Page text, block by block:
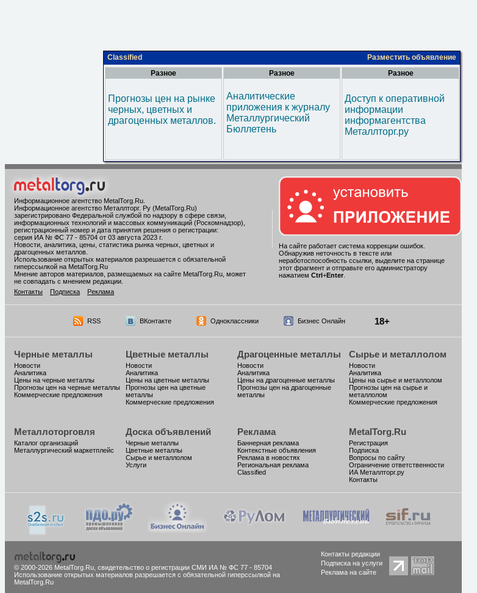
Classified
Разместить объявление
Разное
Прогнозы цен на рынке
черных, цветных и
драгоценных металлов.
Разное
Аналитические
приложения к журналу
Металлургический
Бюллетень
Разное
Доступ к оперативной
информации
информагентства
Металлторг.ру
Информационное агентство MetalTorg.Ru
Информационное агентство Металлторг. Ру (MetalTorg.Ru)
зарегистрировано Федеральной службой по надзору в сфере связи,
информационных технологий и массовых коммуникаций (Роскомнадзор),
регистрационный номер и дата принятия решения о регистрации:
серия ИА № ФС 77 - 85704 от 03 августа 2023 г.
Новости, аналитика, цены, статистика рынка черных, цветных и
драгоценных металлов.
Использование открытых материалов разрешается с обязательной
гиперссылкой на MetalTorg.Ru
Мнение авторов материалов, размещаемых на сайте MetalTorg.Ru, может
не совпадать с мнением редакции.
Контакты
Подписка Реклама
На сайте работает система коррекции ошибок.
Обнаружив неточность в тексте или
неработоспособность ссылки, выделите на странице
этот фрагмент и отправьте его администратору
нажатием Ctrl +Enter.
RSS ВКонтакте Одноклассники Бизнес Онлайн 18+
Черные металлы
Новости
Аналитика
Цены на черные металлы
Прогнозы цен на черные металлы
Коммерческие предложения
Цветные металлы
Новости
Аналитика
Цены на цветные металлы
Прогнозы цен на цветные
металлы
Коммерческие предложения
Драгоценные металлы
Новости
Аналитика
Цены на драгоценные металлы
Прогнозы цен на драгоценные
металлы
Сырье и металлолом
Новости
Аналитика
Цены на сырье и металлолом
Прогнозы цен на сырье и
металлолом
Коммерческие предложения
Металлоторговля
Каталог организаций
Металлургический маркетплейс
Доска объявлений
Черные металлы
Цветные металлы
Сырье и металлолом
Услуги
Реклама
Баннерная реклама
Контекстные объявления
Реклама в новостях
Региональная реклама
Classified
MetalTorg.Ru
Регистрация
Подписка
Вопросы по сайту
Ограничение ответственности
ИА Металлторг.ру
Контакты
© 2000-2026 MetalTorg.Ru, cвидетельство о регистрации СМИ ИА № ФС 77 - 85704
Использование открытых материалов разрешается с обязательной гиперссылкой на
MetalTorg.Ru
Контакты редакции
Подписка на услуги
Реклама на сайте